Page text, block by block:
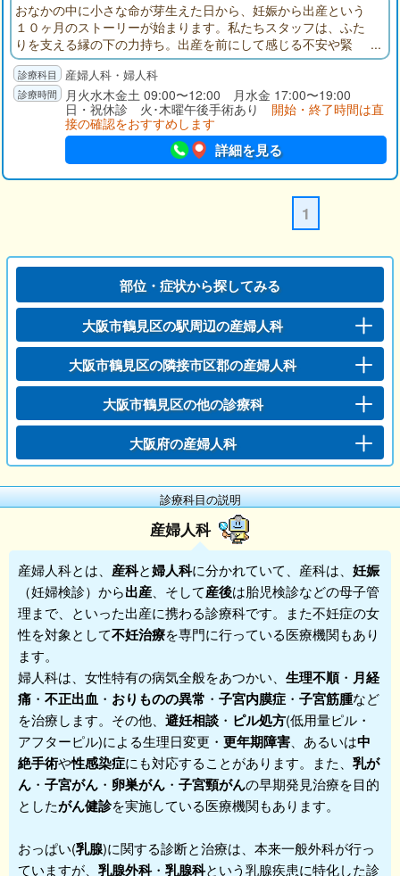
おなかの中に小さな命が芽生えた日から、妊娠から出産という
１０ヶ月のストーリーが始まります。私たちスタッフは、ふた
りを支える縁の下の力持ち。出産を前にして感じる不安や緊
張、悩みなど、どんなことでもお気軽にご相談ください。元気
いっぱいの産声を聞く日まで、きめ細かい対応と、最新の医療
体制でサポートします。
産婦人科・婦人科
月火水木金土 09:00〜12:00 月水金 17:00〜19:00
日・祝休診 火･木曜午後手術あり 開始・終了時間は直
接の確認をおすすめします
詳細を見る
1
部位・症状から探してみる
大阪市鶴見区の駅周辺の産婦人科
大阪市鶴見区の隣接市区郡の産婦人科
大阪市鶴見区の他の診療科
大阪府の産婦人科
診療科目の説明
産婦人科
産婦人科とは、 産科と婦人科に分かれていて、産科は、 妊娠
（妊婦検診）から出産 、そして産後は胎児検診などの母子管
理まで、といった出産に携わる診療科です。また不妊症の女
性を対象として不妊治療を専門に行っている医療機関もあり
ます。
婦人科は、女性特有の病気全般をあつかい、 生理不順・ 月経
痛 ・ 不正出血 ・ おりものの異常 ・ 子宮内膜症 ・ 子宮筋腫など
を治療します。その他、 避妊相談 ・ ピル処方(低用量ピル・
アフターピル)による生理日変更・ 更年期障害 、あるいは中
絶手術や性感染症にも対応することがあります。また、 乳が
ん ・ 子宮がん ・ 卵巣がん ・ 子宮頸がんの早期発見治療を目的
としたがん健診を実施している医療機関もあります。
おっぱい(乳腺)に関する診断と治療は、本来一般外科が行っ
ていますが、 乳腺外科・ 乳腺科という乳腺疾患に特化した診